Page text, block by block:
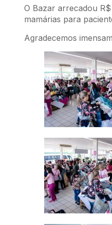
O Bazar arrecadou
mamárias para
Agradecemos